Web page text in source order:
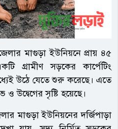
মাগুড়া ইউনিয়নে প্রায় ৪৫
গ্রামীণ সড়কের কার্পেটিং
উঠে যেতে শুরু করেছে। এতে
ও উদ্বেগের সৃষ্টি হয়েছে।
মাগুড়া ইউনিয়নের দর্জিপাড়া